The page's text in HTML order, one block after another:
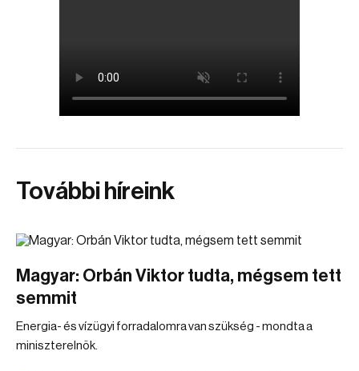
További híreink
Magyar: Orbán Viktor tudta, mégsem tett
semmit
Energia- és vízügyi forradalomra van szükség - mondta a
miniszterelnök.